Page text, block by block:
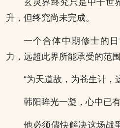
玄灵界终究只是中千世
升，但终究尚未完成。
一个合体中期修士的
力，远超此界所能承受的范围
“为天道故，为苍生计，
韩阳眸光一凝，心中已有
他必须儘快解决这场战